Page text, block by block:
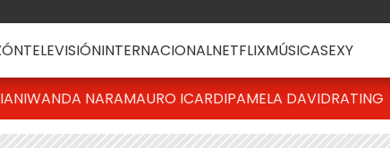
TELEVISIÓNINTERNACIONALNETFLIXMÚSICASEXY
WANDA NARAMAURO ICARDIPAMELA DAVIDRATING